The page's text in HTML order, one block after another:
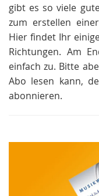
gibt es so viele
zum erstellen
Hier findet Ihr
Richtungen. Am
einfach zu. Bitte
Abo lesen kann,
abonnieren.